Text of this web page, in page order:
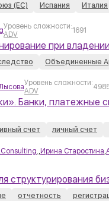
(ЕС) Испания Италия
Уровень сложности:
ADV
1691
при
Объединенные
Уровень сложности:
ADV
Банки, платежные
счет личный счет
,,Ирина Старостина,
структурирования
отчетность